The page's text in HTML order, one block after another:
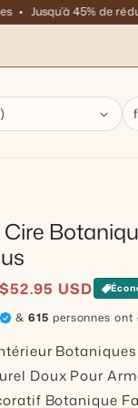
45% de réduction
$52.95 USD
& 615 personnes ont
Doux Pour
Botanique